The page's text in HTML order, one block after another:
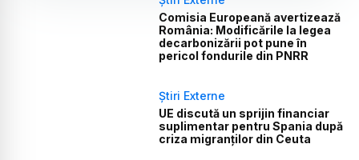
Comisia Europeană avertizează
România: Modificările la legea
decarbonizării pot pune în
pericol fondurile din PNRR
Știri Externe
UE discută un sprijin financiar
suplimentar pentru Spania după
criza migranților din Ceuta